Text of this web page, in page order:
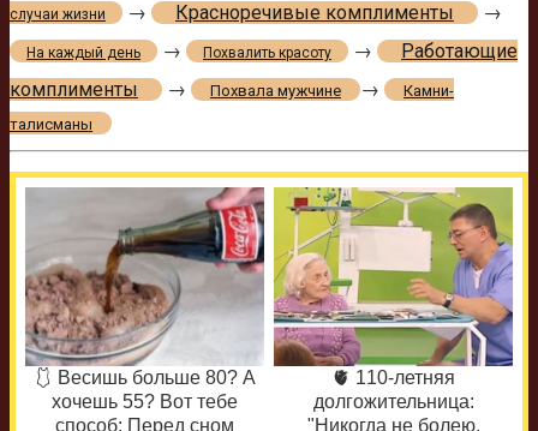
случаи жизни → Красноречивые комплименты →
На каждый день → Похвалить красоту →
Работающие
комплименты
→ Похвала мужчине →
Камни-
талисманы
🩱 Весишь больше 80? А
хочешь 55? Вот тебе
способ: Перед сном
🫀 110-летняя
долгожительница:
"Никогда не болею,